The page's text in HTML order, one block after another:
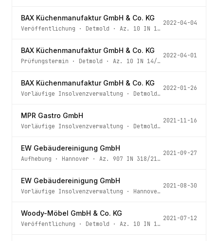
BAX Küchenmanufaktur GmbH & Co. KG
Veröffentlichung · Detmold · Az. 10 IN 14/22
2022-04-04
BAX Küchenmanufaktur GmbH & Co. KG
Prüfungstermin · Detmold · Az. 10 IN 14/22
2022-04-01
BAX Küchenmanufaktur GmbH & Co. KG
Vorläufige Insolvenzverwaltung · Detmold· Az.
2022-01-26
MPR Gastro GmbH
Vorläufige Insolvenzverwaltung · Detmold· Az.
2021-11-16
EW Gebäudereinigung GmbH
Aufhebung · Hannover · Az. 907 IN 318/21 - 5 -
2021-09-27
EW Gebäudereinigung GmbH
Vorläufige Insolvenzverwaltung · Hannover
2021-08-30
Woody-Möbel GmbH & Co. KG
Veröffentlichung · Detmold · Az. 10 IN 179/18
2021-07-12